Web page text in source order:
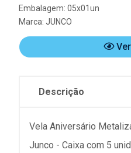
Embalagem: 05x01un
Marca: JUNCO
Descrição
Vela Aniversário
Junco - Caixa com 5